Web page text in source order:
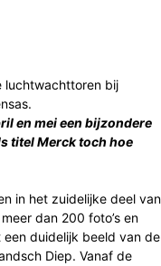
en mei een bijzondere
titel Merck toch hoe
in het zuidelijke deel van
dan 200 foto’s en
duidelijk beeld van de
Diep. Vanaf de